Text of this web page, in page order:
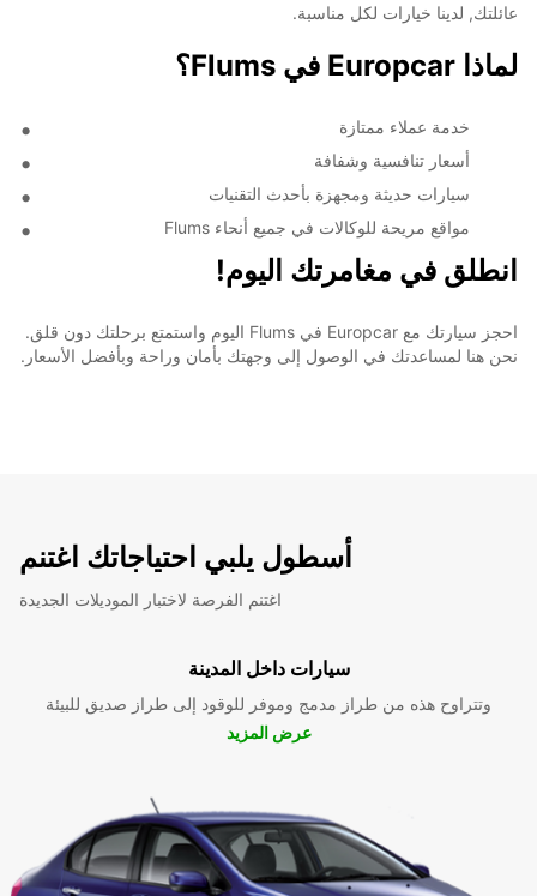
عائلتك, لدينا خيارات لكل مناسبة.
لماذا Europcar في Flums؟
خدمة عملاء ممتازة
أسعار تنافسية وشفافة
سيارات حديثة ومجهزة بأحدث التقنيات
مواقع مريحة للوكالات في جميع أنحاء Flums
انطلق في مغامرتك اليوم!
احجز سيارتك مع Europcar في Flums اليوم واستمتع برحلتك دون قلق.
نحن هنا لمساعدتك في الوصول إلى وجهتك بأمان وراحة وبأفضل الأسعار.
أسطول يلبي احتياجاتك اغتنم
اغتنم الفرصة لاختبار الموديلات الجديدة
سيارات داخل المدينة
وتتراوح هذه من طراز مدمج وموفر للوقود إلى طراز صديق للبيئة
عرض المزيد